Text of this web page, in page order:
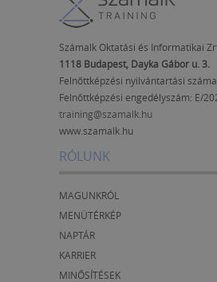
Számalk Oktatási és Informatikai
1118 Budapest, Dayka Gábor u. 3.
Felnőttképzési nyilvántartási
Felnőttképzési engedélyszám: E/
training@szamalk.hu
www.szamalk.hu
RÓLUNK
MAGUNKRÓL
MENÜTÉRKÉP
NAPTÁR
KARRIER
MINŐSÍTÉSEK